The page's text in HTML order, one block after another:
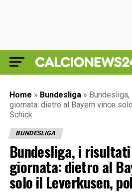
Home » Bundesliga »
giornata: dietro al Bayern vince
Schick
BUNDESLIGA
Bundesliga, i
giornata: dietro al
solo il Leverkusen,